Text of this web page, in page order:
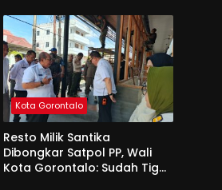
Kota Gorontalo
Resto Milik Santika
Dibongkar Satpol PP, Wali
Kota Gorontalo: Sudah Tiga